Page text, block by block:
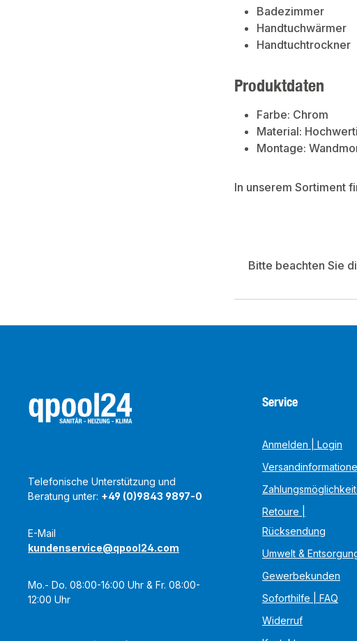
Badezimmer
Handtuchwärmer
Handtuchtrockner
Produktdaten
Farbe: Chrom
Material:
Montage:
In unserem Sortiment
Bitte beachten Sie
Telefonische Unterstützung und
Beratung unter: +49 (0)9843 9897-0
E-Mail
kundenservice@qpool24.com
Mo.- Do. 08:00-16:00 Uhr & Fr. 08:00-
12:00 Uhr
Service
Anmelden | Login
Retoure |
Rücksendung
Umwelt &
Gewerbekunden
Soforthilfe | FAQ
Widerruf